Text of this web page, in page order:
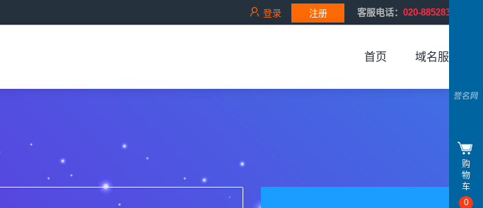
登录 注册 客服电话： 020-88528343
首页 域名服务
购
物
车
0